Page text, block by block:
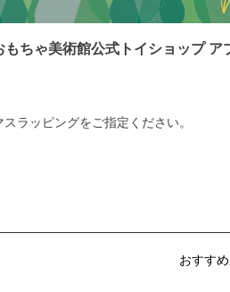
ちゃ美術館公式トイショップ ア
ラッピングをご指定ください。
おすす